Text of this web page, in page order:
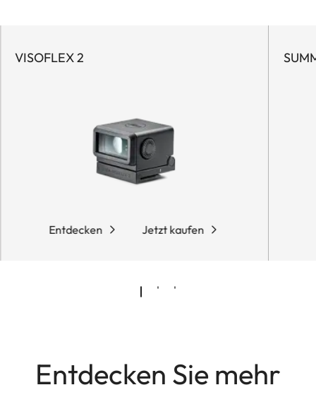
VISOFLEX 2
Entdecken Jetzt kaufen
Entdecken Sie mehr